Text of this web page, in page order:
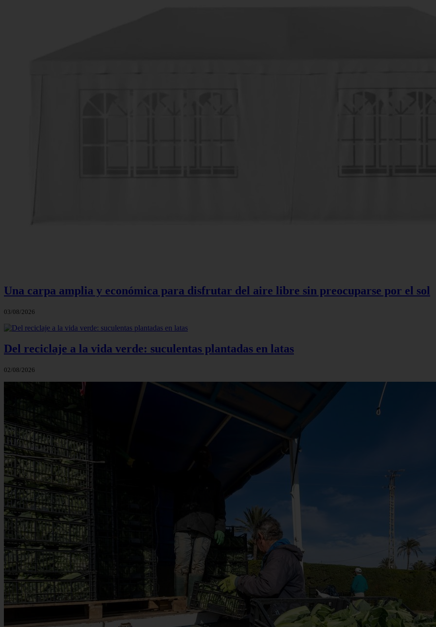
Una carpa amplia y económica para disfrutar del aire libre sin preocuparse por el sol
03/08/2026
Del reciclaje a la vida verde: suculentas plantadas en latas
02/08/2026